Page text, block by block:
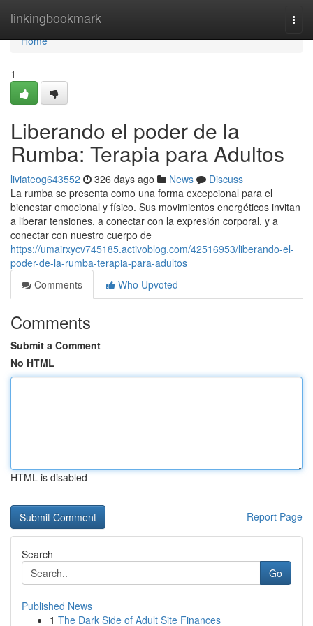
linkingbookmark
Home
Home
1
Liberando el poder de la
Rumba: Terapia para Adultos
liviateog643552 326 days ago News
Discuss
La rumba se presenta como una forma excepcional para el
bienestar emocional y físico. Sus movimientos energéticos invitan
a liberar tensiones, a conectar con la expresión corporal, y a
conectar con nuestro cuerpo de
https://umairxycv745185.activoblog.com/42516953/liberando-el-
poder-de-la-rumba-terapia-para-adultos
Comments
Who Upvoted
Comments
Submit a Comment
No HTML
HTML is disabled
Report Page
Search
Go
Published News
1 The Dark Side of Adult Site Finances